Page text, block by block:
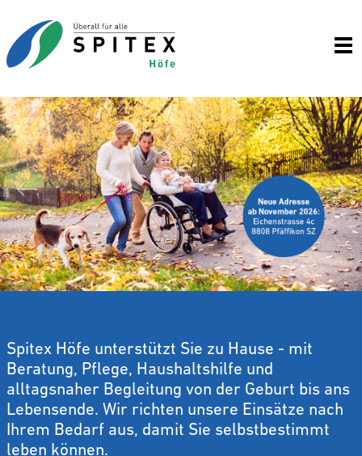
Zurück
Spitex Höfe unterstützt Sie zu Hause - mit
Beratung, Pflege, Haushaltshilfe und
alltagsnaher Begleitung von der Geburt bis ans
Lebensende. Wir richten unsere Einsätze nach
Ihrem Bedarf aus, damit Sie selbstbestimmt
leben können.